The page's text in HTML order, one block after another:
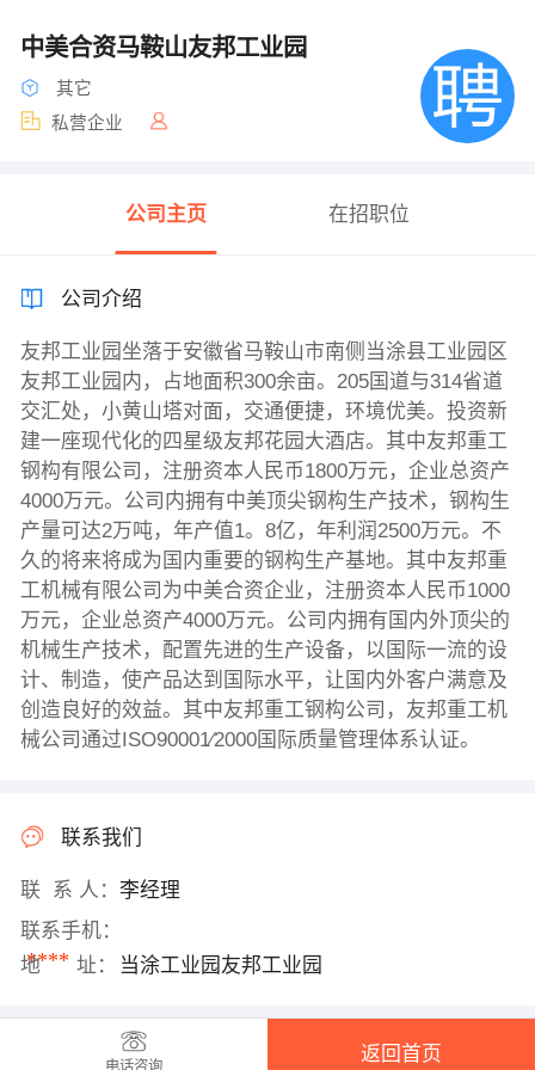
中美合资马鞍山友邦工业园
其它
私营企业
公司主页 在招职位
公司介绍
友邦工业园坐落于安徽省马鞍山市南侧当涂县工业园区
友邦工业园内，占地面积300余亩。205国道与314省道
交汇处，小黄山塔对面，交通便捷，环境优美。投资新
建一座现代化的四星级友邦花园大酒店。其中友邦重工
钢构有限公司，注册资本人民币1800万元，企业总资产
4000万元。公司内拥有中美顶尖钢构生产技术，钢构生
产量可达2万吨，年产值1。8亿，年利润2500万元。不
久的将来将成为国内重要的钢构生产基地。其中友邦重
工机械有限公司为中美合资企业，注册资本人民币1000
万元，企业总资产4000万元。公司内拥有国内外顶尖的
机械生产技术，配置先进的生产设备，以国际一流的设
计、制造，使产品达到国际水平，让国内外客户满意及
创造良好的效益。其中友邦重工钢构公司，友邦重工机
械公司通过ISO90001∕2000国际质量管理体系认证。
联系我们
联 系 人： 李经理
联系手机：
****
地 址： 当涂工业园友邦工业园
电话咨询
返回首页